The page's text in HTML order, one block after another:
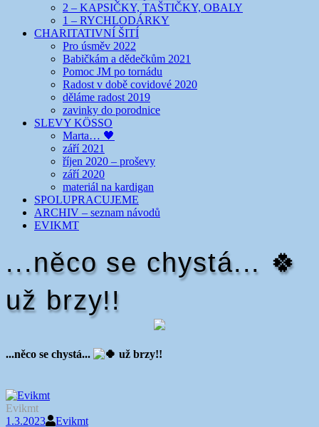
2 – KAPSIČKY, TAŠTIČKY, OBALY
1 – RYCHLODÁRKY
CHARITATIVNÍ ŠITÍ
Pro úsměv 2022
Babičkám a dědečkům 2021
Pomoc JM po tornádu
Radost v době covidové 2020
děláme radost 2019
zavinky do porodnice
SLEVY KÖSSO
Marta… 🖤
září 2021
říjen 2020 – proševy
září 2020
materiál na kardigan
SPOLUPRACUJEME
ARCHIV – seznam návodů
EVIKMT
...něco se chystá... 🍀
už brzy!!
...něco se chystá... už brzy!!
Evikmt
1.3.2023
Evikmt